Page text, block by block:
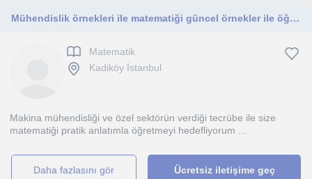
Mühendislik örnekleri ile matematiği güncel örnekler ile öğreniyorum . Mühendis yaklaşımı ile matematiği öğrenmeye var mısın
Matematik
Kadiköy İstanbul
Makina mühendisliği ve özel sektörün verdiği tecrübe ile size
matematiği pratik anlatımla öğretmeyi hedefliyorum ...
daha fazlasını gör Ücretsiz iletişime geç